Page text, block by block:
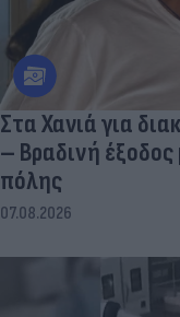
Στα Χανιά για
– Βραδινή
πόλης
07.08.2026